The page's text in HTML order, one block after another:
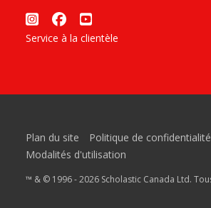
Service à la clientèle
Plan du site
Politique de confidentialité
Modalités d'utilisation
™ & © 1996 - 2026 Scholastic Canada Ltd.